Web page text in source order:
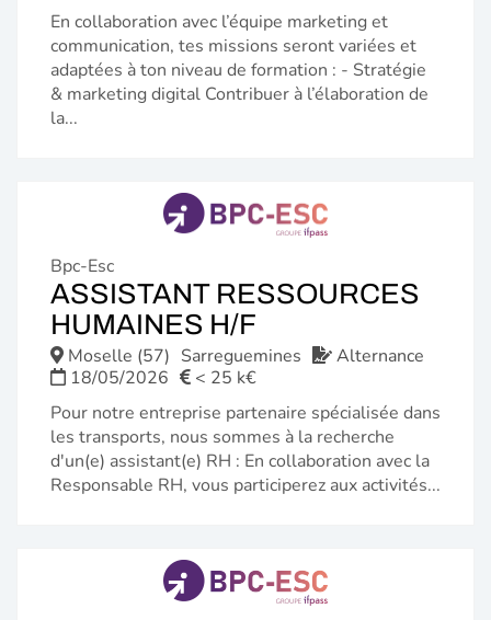
En collaboration avec l’équipe marketing et
communication, tes missions seront variées et
adaptées à ton niveau de formation : - Stratégie
& marketing digital Contribuer à l’élaboration de
la...
Bpc-Esc
ASSISTANT RESSOURCES
HUMAINES H/F
FENÊTRE)
Moselle (57) Sarreguemines
Alternance
18/05/2026
< 25 k€
Pour notre entreprise partenaire spécialisée dans
les transports, nous sommes à la recherche
d'un(e) assistant(e) RH : En collaboration avec la
Responsable RH, vous participerez aux activités...